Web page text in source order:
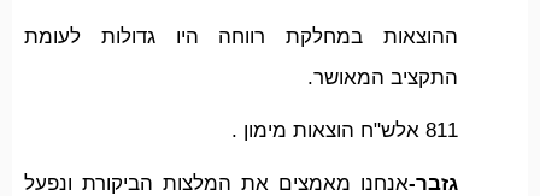
ההוצאות במחלקת רווחה היו גדולות לעומת
התקציב המאושר.
811 אלש"ח הוצאות מימון .
גזבר-אנחנו מאמצים את המלצות הביקורת ונפעל